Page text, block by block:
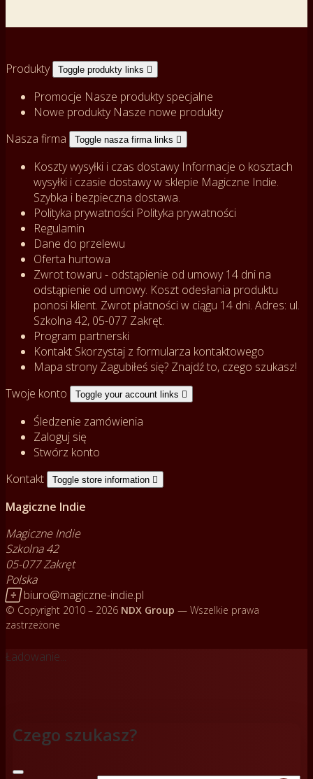
Produkty Toggle produkty links 
Promocje Nasze produkty specjalne
Nowe produkty Nasze nowe produkty
Nasza firma
Toggle nasza firma links 
Koszty wysyłki i czas dostawy Informacje o kosztach
wysyłki i czasie dostawy w sklepie Magiczne Indie.
Szybka i bezpieczna dostawa.
Polityka prywatności Polityka prywatności
Regulamin
Dane do przelewu
Oferta hurtowa
Zwrot towaru - odstąpienie od umowy14 dni na
odstąpienie od umowy. Koszt odesłania produktu
ponosi klient. Zwrot płatności w ciągu 14 dni. Adres: ul.
Szkolna 42, 05-077 Zakręt.
Program partnerski
Kontakt Skorzystaj z formularza kontaktowego
Mapa stronyZagubiłeś się? Znajdź to, czego szukasz!
Twoje konto
Toggle your account links 
Śledzenie zamówienia
Zaloguj się
Stwórz konto
Kontakt
Toggle store information 
Magiczne Indie
Magiczne Indie
Szkolna 42
05-077 Zakręt
Polska
 biuro@magiczne-indie.pl
© Copyright 2010 – 2026 NDX Group — Wszelkie prawa
zastrzeżone
Ładowanie...
Czego szukasz?